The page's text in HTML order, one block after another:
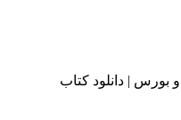
و بورس | دانلود کتاب